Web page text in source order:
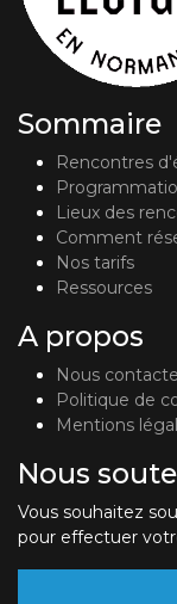
Sommaire
Rencontres
Lieux des
Comment
Nos tarifs
Ressources
A propos
Nous
Politique de
Mentions
Nous
Vous souhaitez
pour effectuer